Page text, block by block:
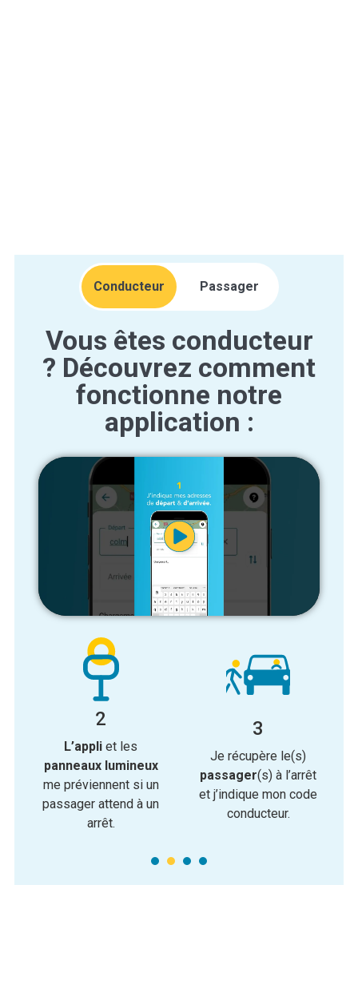
Conducteur Passager
Vous êtes conducteur
? Découvrez comment
fonctionne notre
application :
2
L’appli et les
panneaux lumineux
me préviennent si un
passager attend à un
arrêt.
3
Je récupère le(s)
passager(s) à l’arrêt
et j’indique mon code
conducteur.
Vous êtes passager ?
Découvrez comment
fonctionne notre
application :
2
Faites votre demande
de
par
téléphone
3
Un conducteur s’arrête.
Il vous donne son
code conducteur, à
rentrer dans